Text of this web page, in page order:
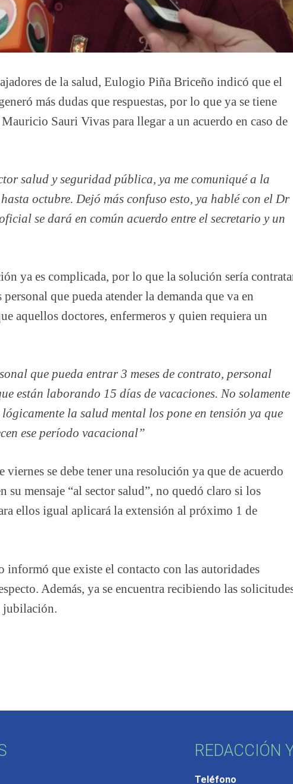
de la salud, Eulogio Piña Briceño indicó que el
más dudas que respuestas, por lo que ya se tiene
Sauri Vivas para llegar a un acuerdo en caso de
salud y seguridad pública, ya me comuniqué a la
octubre. Dejó más confuso esto, ya hablé con el Dr
se dará en común acuerdo entre el secretario y un
ya es complicada, por lo que la solución sería
que pueda atender la demanda que va en
aquellos doctores, enfermeros y quien requiera un
que pueda entrar 3 meses de contrato, personal
están laborando 15 días de vacaciones. No solamente
la salud mental los pone en tensión ya que
ese período vacacional”
viernes se debe tener una resolución ya que de acuerdo
mensaje “al sector salud”, no quedó claro si los
ellos igual aplicará la extensión al próximo 1 de
que existe el contacto con las autoridades
Además, ya se encuentra recibiendo las
jubilación.
REDACCIÓN
Teléfono